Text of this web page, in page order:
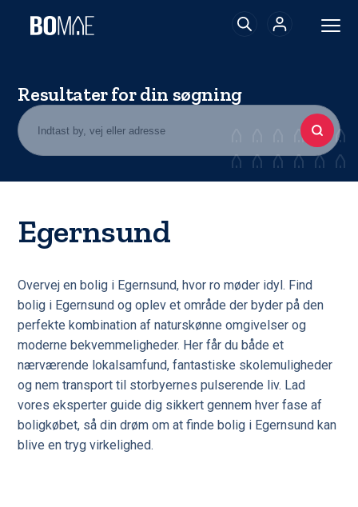
Resultater for din søgning
Egernsund
Overvej en bolig i Egernsund, hvor ro møder idyl. Find
bolig i Egernsund og oplev et område der byder på den
perfekte kombination af naturskønne omgivelser og
moderne bekvemmeligheder. Her får du både et
nærværende lokalsamfund, fantastiske skolemuligheder
og nem transport til storbyernes pulserende liv. Lad
vores eksperter guide dig sikkert gennem hver fase af
boligkøbet, så din drøm om at finde bolig i Egernsund kan
blive en tryg virkelighed.